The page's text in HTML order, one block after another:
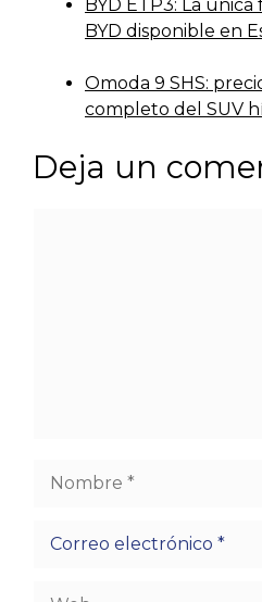
BYD ETP3: La
BYD disponible en
Omoda 9 SHS:
completo del SUV
Deja un
Nombre